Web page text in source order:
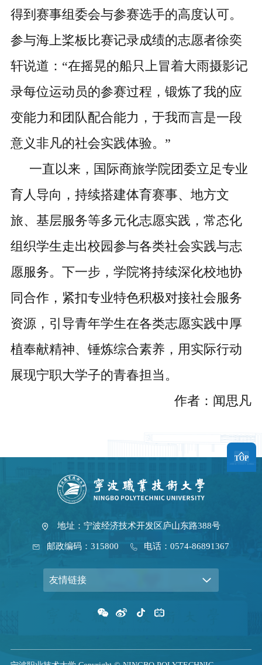
得到赛事组委会与参赛选手的高度认可。
参与海上桨板比赛记录成绩的志愿者徐奕
轩说道： “在摇晃的船只上冒着大雨摄影记
录每位运动员的参赛过程，锻炼了我的应
变能力和团队配合能力，于我而言是一段
意义非凡的社会实践体验。”
一直以来，国际商旅学院团委立足专业
育人导向，持续搭建体育赛事、地方文
旅、基层服务等多元化志愿实践，常态化
组织学生走出校园参与各类社会实践与志
愿服务。下一步，学院将持续深化校地协
同合作，紧扣专业特色积极对接社会服务
资源，引导青年学生在各类志愿实践中厚
植奉献精神、锤炼综合素养，用实际行动
展现宁职大学子的青春担当。
作者： 闻思凡
TOP
地址：宁波经济技术开发区庐山东路388号
邮政编码：315800 电话：0574-86891367
友情链接